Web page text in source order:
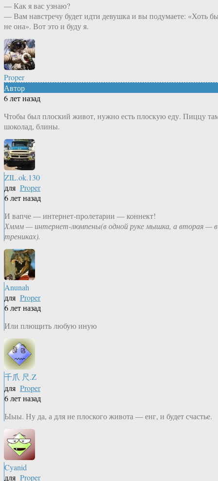
— Как я вас узнаю?
— Вам навстречу будет идти девушка и вы подумаете: «Хоть
не она». Вот это и буду я.
Proper
Автор
6 лет назад
Чтобы был плоский живот, нужно есть плоскую еду. Пиццу
шоколад, блины.
ZIL.ok.130
для Proper
6 лет назад
И вапче — интернет-пролетарии — коннект!
Хммм — интернет-люмпены(в одной руке мышка, а вторая — в
трениках).
Anunah
для Proper
6 лет назад
Или плющить любую иную
千爪 尺.Z
для Proper
6 лет назад
Ыыы. Ну да, а для не плоского живота — енг, и будет счастье.
Cyanid
для Proper